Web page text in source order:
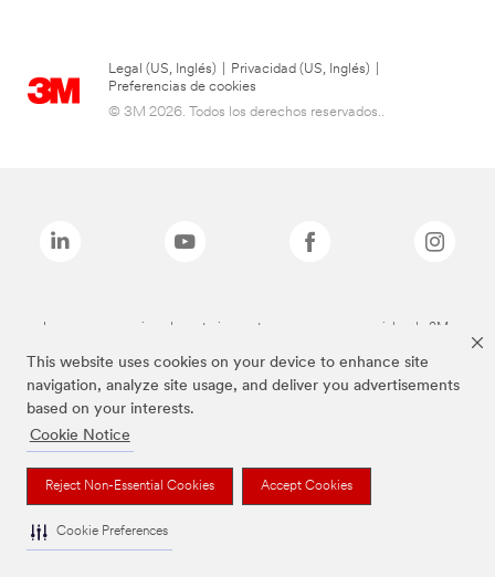
This website uses cookies on your device to enhance site
navigation, analyze site usage, and deliver you advertisements
based on your interests.
Cookie Notice
Reject Non-Essential Cookies Accept Cookies
Cookie Preferences
Legal (US, Inglés) Privacidad (US, Inglés)
Preferencias de cookies
© 3M 2026. Todos los derechos reservados..
Las marcas mencionadas anteriormente son marcas comerciales de 3M.